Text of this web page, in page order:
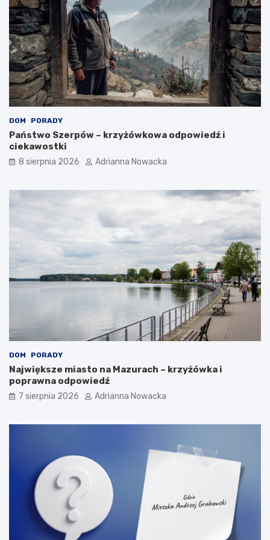
i
e
?
DOM PORADY
Państwo Szerpów – krzyżówkowa odpowiedź i
ciekawostki
8 sierpnia 2026 Adrianna Nowacka
DOM PORADY
Największe miasto na Mazurach – krzyżówka i
poprawna odpowiedź
7 sierpnia 2026 Adrianna Nowacka